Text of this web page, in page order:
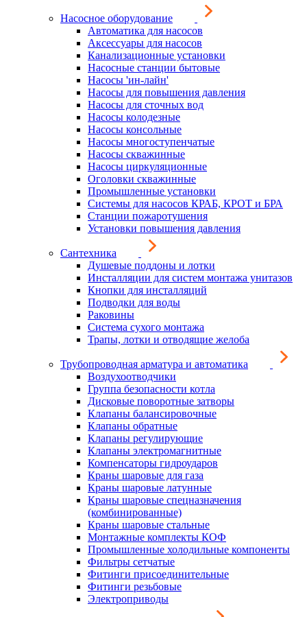
Насосное оборудование
Автоматика для насосов
Аксессуары для насосов
Канализационные установки
Насосные станции бытовые
Насосы 'ин-лайн'
Насосы для повышения давления
Насосы для сточных вод
Насосы колодезные
Насосы консольные
Насосы многоступенчатые
Насосы скважинные
Насосы циркуляционные
Оголовки скважинные
Промышленные установки
Системы для насосов КРАБ, КРОТ и БРА
Станции пожаротушения
Установки повышения давления
Сантехника
Душевые поддоны и лотки
Инсталляции для систем монтажа унитазов
Кнопки для инсталляций
Подводки для воды
Раковины
Система сухого монтажа
Трапы, лотки и отводящие желоба
Трубопроводная арматура и автоматика
Воздухоотводчики
Группа безопасности котла
Дисковые поворотные затворы
Клапаны балансировочные
Клапаны обратные
Клапаны регулирующие
Клапаны электромагнитные
Компенсаторы гидроударов
Краны шаровые для газа
Краны шаровые латунные
Краны шаровые спецназначения
(комбинированные)
Краны шаровые стальные
Монтажные комплекты КОФ
Промышленные холодильные компоненты
Фильтры сетчатые
Фитинги присоединительные
Фитинги резьбовые
Электроприводы